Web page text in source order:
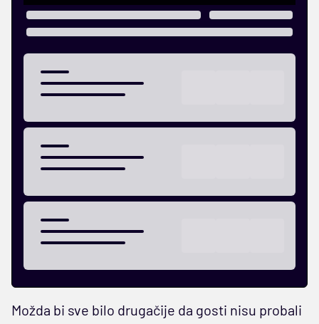
Možda bi sve bilo drugačije da gosti nisu probali